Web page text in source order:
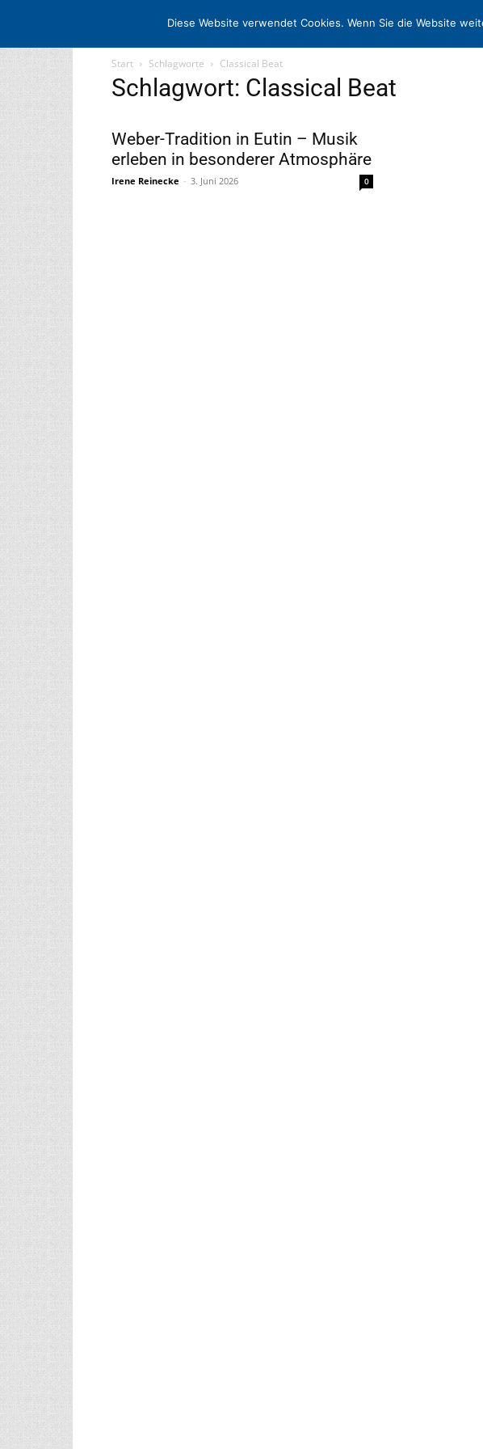
STARTSEITE ARCHIV MEDIADATEN KONTAKT
Start Schlagworte Classical Beat
Schlagwort: Classical Beat
Weber-Tradition in Eutin – Musik
erleben in besonderer Atmosphäre
Irene Reinecke - 3. Juni 2026 0
Diese Website verwendet Cookies. Wenn Sie die Website